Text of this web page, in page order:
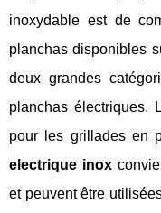
inoxydable est de
planchas disponibles
deux grandes
planchas électriques.
pour les grillades en
electrique inox
et peuvent être